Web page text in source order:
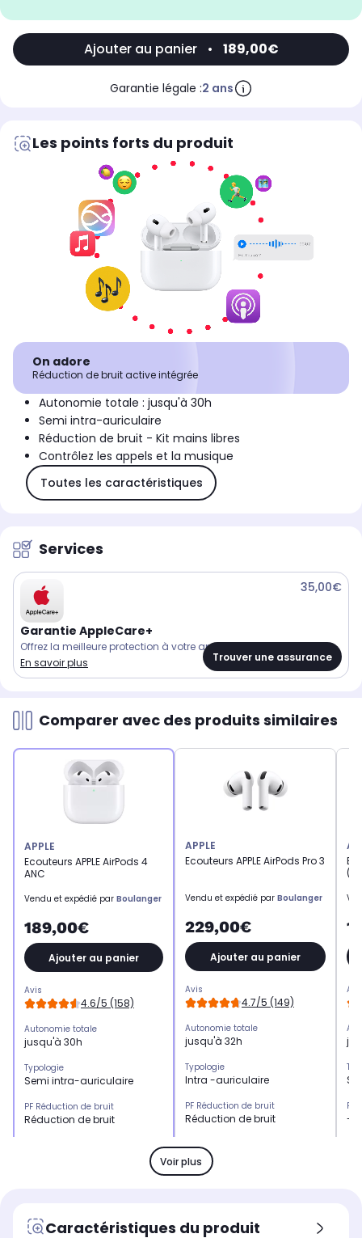
Ajouter au panier • 189,00€
Garantie légale :2 ans
Les points forts du produit
On adore
Réduction de bruit active intégrée
Autonomie totale : jusqu'à 30h
Semi intra-auriculaire
Réduction de bruit - Kit mains libres
Contrôlez les appels et la musique
Toutes les caractéristiques
Services
Garantie AppleCare+
Offrez la meilleure protection à votre appareil Apple.
En savoir plus
35,00€
Trouver une assurance
Comparer avec des produits similaires
APPLE
Ecouteurs APPLE AirPods 4
ANC
Vendu et expédié par Boulanger
189,00€
Ajouter au panier
Avis
4.6/5 (158)
Autonomie totale
jusqu'à 30h
Typologie
Semi intra-auriculaire
PF Réduction de bruit
Réduction de bruit
PF contrôle
APPLE
Ecouteurs APPLE AirPods Pro 3
Vendu et expédié par Boulanger
229,00€
Ajouter au panier
Avis
4.7/5 (149)
Autonomie totale
jusqu'à 32h
Typologie
Intra -auriculaire
PF Réduction de bruit
Réduction de bruit
Kit mains libres
Oui
PF contrôle
PF
-
Voir plus
Caractéristiques du produit